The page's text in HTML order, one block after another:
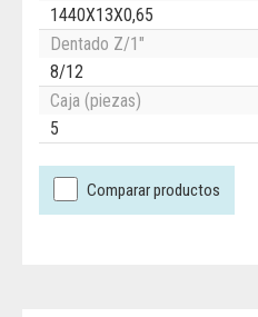
1440X13X0,65
Dentado Z/1"
8/12
Caja (piezas)
5
Comparar productos